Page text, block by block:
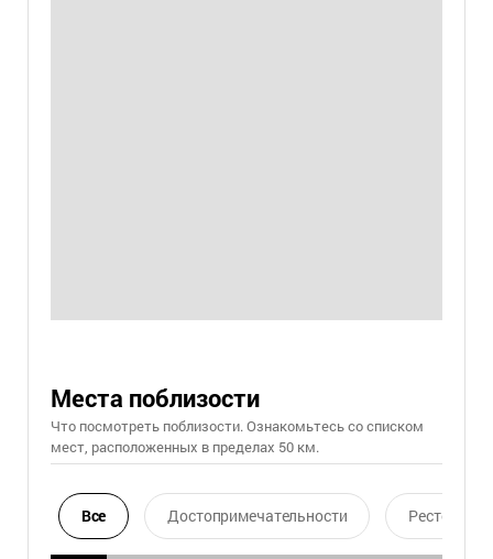
Места поблизости
Что посмотреть поблизости. Ознакомьтесь со списком
мест, расположенных в пределах 50 км.
Все Достопримечательности Ресторан